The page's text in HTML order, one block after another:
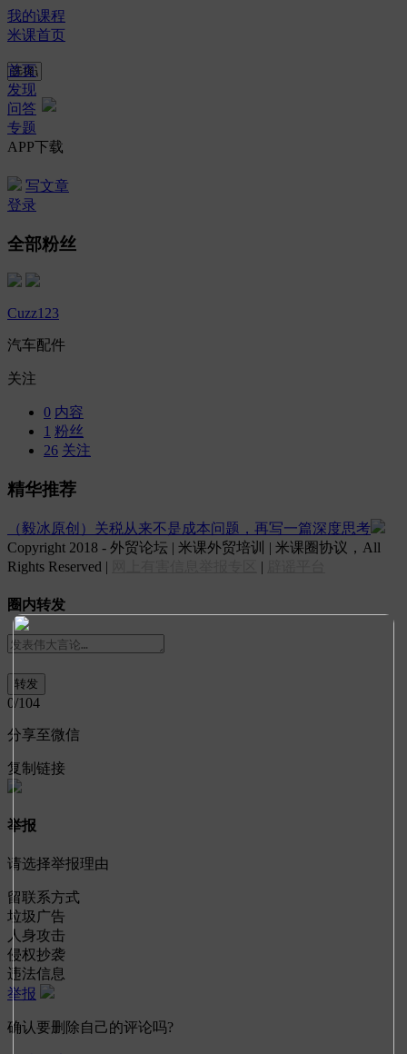
我的课程
米课首页
首页
发现
问答
专题
APP下载
写文章
登录
全部粉丝
Cuzz123
汽车配件
关注
0 内容
1 粉丝
26 关注
精华推荐
（毅冰原创）关税从来不是成本问题，再写一篇深度思考
Copyright 2018 - 外贸论坛 | 米课外贸培训 | 米课圈协议，All
Rights Reserved |
|
圈内转发
0/104
分享至微信
复制链接
举报
请选择举报理由
留联系方式
垃圾广告
人身攻击
侵权抄袭
违法信息
举报
确认要删除自己的评论吗?